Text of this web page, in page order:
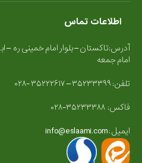
اطلاعات تماس
آدرس:تاکستان – بلوار امام خمینی ره
امام جمعه
تلفن: ۳۵۲۳۳۳۹۹ – ۳۵۲۲۲۶۱۷ -۰۲۸
فاکس: ۳۵۲۳۳۳۸۸-۰۲۸
ایمیل : info@eslaami.com